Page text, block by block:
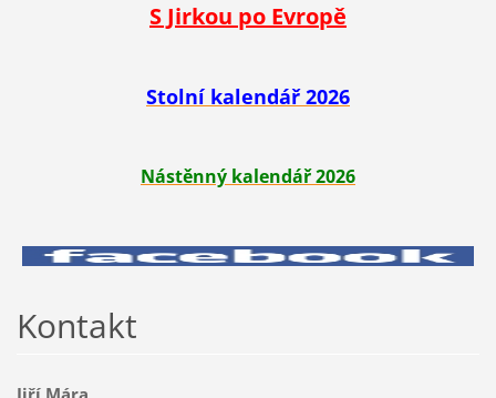
S Jirkou po Evropě
Stolní kalendář 2026
Nástěnný kalendář 2026
Kontakt
Jiří Mára